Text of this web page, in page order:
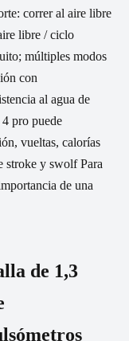
correr al aire libre
libre / ciclo
múltiples modos
con
al agua de
pro puede
vueltas, calorías
stroke y swolf Para
de una
de 1,3